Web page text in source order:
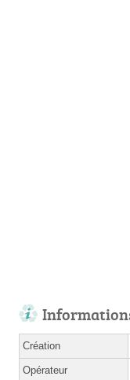
Création
Opérateur